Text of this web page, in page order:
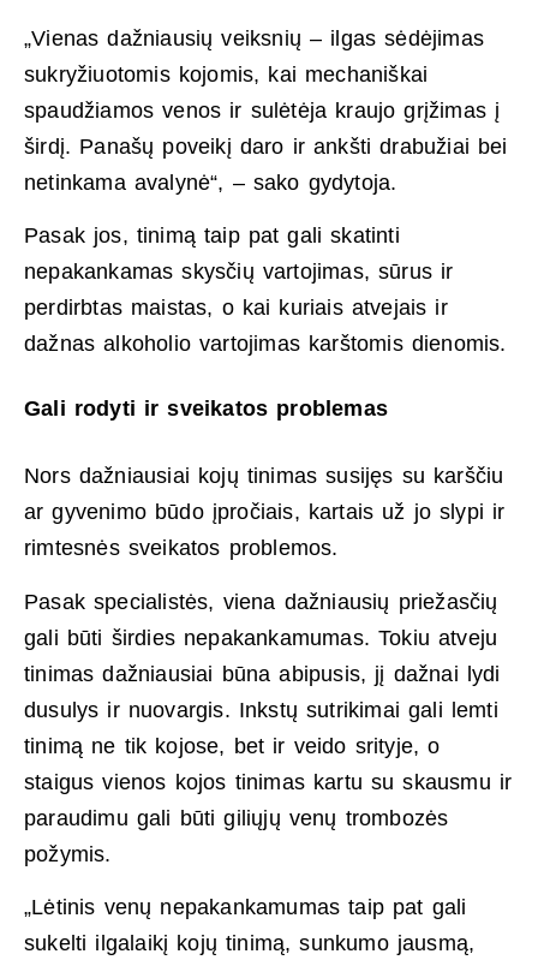
„Vienas dažniausių veiksnių – ilgas sėdėjimas
sukryžiuotomis kojomis, kai mechaniškai
spaudžiamos venos ir sulėtėja kraujo grįžimas į
širdį. Panašų poveikį daro ir ankšti drabužiai bei
netinkama avalynė“, – sako gydytoja.
Pasak jos, tinimą taip pat gali skatinti
nepakankamas skysčių vartojimas, sūrus ir
perdirbtas maistas, o kai kuriais atvejais ir
dažnas alkoholio vartojimas karštomis dienomis.
Gali rodyti ir sveikatos problemas
Nors dažniausiai kojų tinimas susijęs su karščiu
ar gyvenimo būdo įpročiais, kartais už jo slypi ir
rimtesnės sveikatos problemos.
Pasak specialistės, viena dažniausių priežasčių
gali būti širdies nepakankamumas. Tokiu atveju
tinimas dažniausiai būna abipusis, jį dažnai lydi
dusulys ir nuovargis. Inkstų sutrikimai gali lemti
tinimą ne tik kojose, bet ir veido srityje, o
staigus vienos kojos tinimas kartu su skausmu ir
paraudimu gali būti giliųjų venų trombozės
požymis.
„Lėtinis venų nepakankamumas taip pat gali
sukelti ilgalaikį kojų tinimą, sunkumo jausmą,